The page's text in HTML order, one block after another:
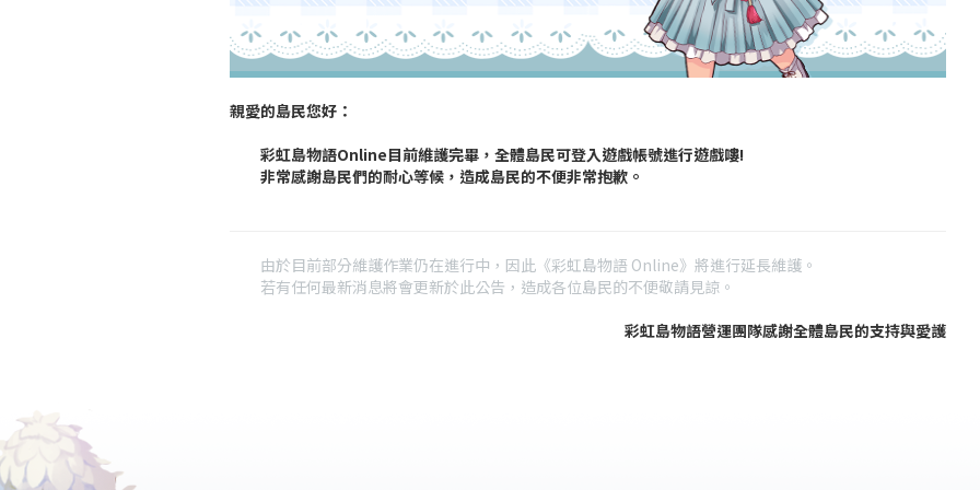
親愛的島民您好：
彩虹島物語Online目前維護完畢，全體島民可登入遊戲帳號進行遊戲嘍!
非常感謝島民們的耐心等候，造成島民的不便非常抱歉。
由於目前部分維護作業仍在進行中，因此《彩虹島物語 Online》將進行延長維護。
若有任何最新消息將會更新於此公告，造成各位島民的不便敬請見諒。
彩虹島物語營運團隊感謝全體島民的支持與愛護